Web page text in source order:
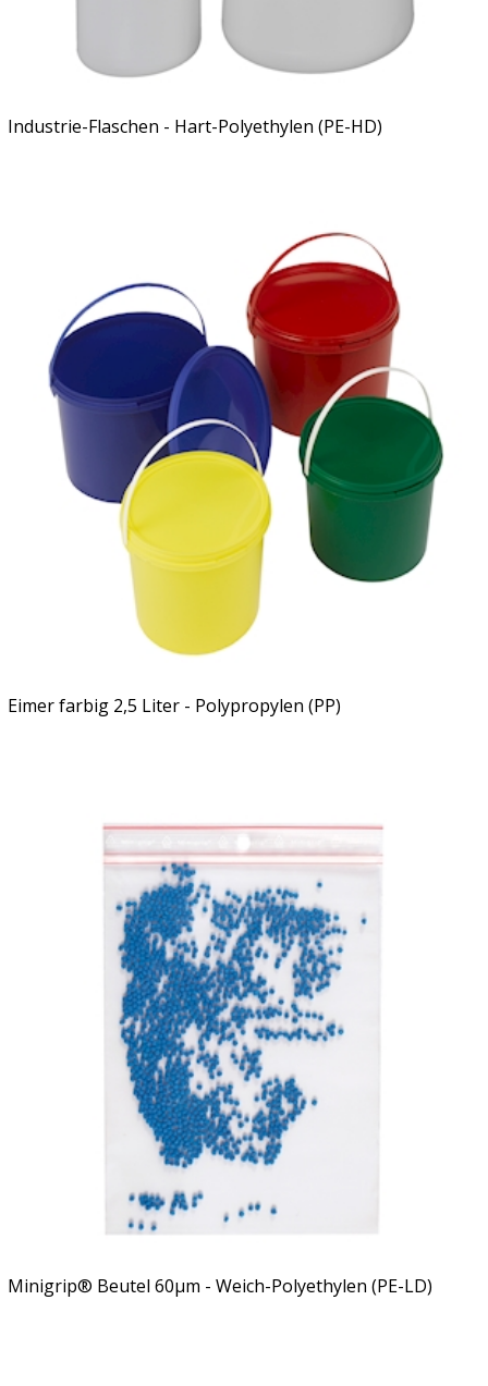
Industrie-Flaschen - Hart-Polyethylen (PE-HD)
Eimer farbig 2,5 Liter - Polypropylen (PP)
Minigrip® Beutel 60µm - Weich-Polyethylen (PE-LD)